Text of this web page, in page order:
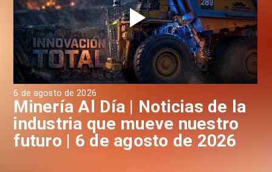
6 de agosto de 2026
Minería Al Día | Noticias de la
industria que mueve nuestro
futuro | 6 de agosto de 2026